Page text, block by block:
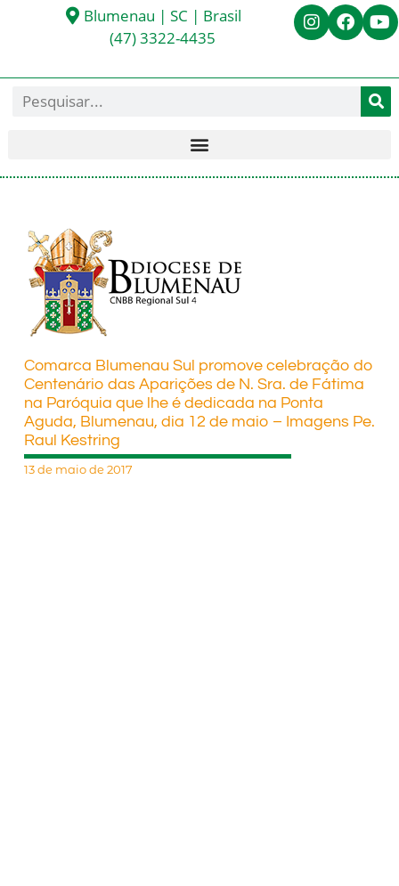
Blumenau | SC | Brasil
(47) 3322-4435
Comarca Blumenau Sul promove celebração do
Centenário das Aparições de N. Sra. de Fátima
na Paróquia que lhe é dedicada na Ponta
Aguda, Blumenau, dia 12 de maio – Imagens Pe.
Raul Kestring
13 de maio de 2017